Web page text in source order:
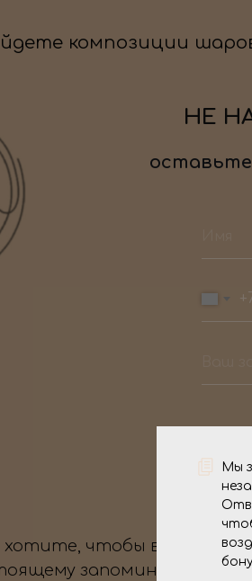
Мы
композиции
НЕ
хотите, чтобы ваше
запоминающимся,